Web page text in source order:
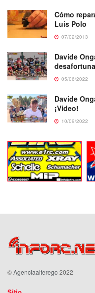
Cómo
Luis Polo
07/02/2013
Davide
05/06/2022
Davide
¡Video!
10/09/2022
©Agenciaalterego 2022